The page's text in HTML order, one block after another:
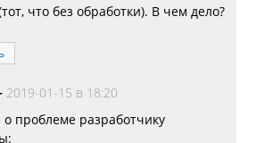
что без обработки). В чем дело?
2019-01-15 в 18:20
проблеме разработчику